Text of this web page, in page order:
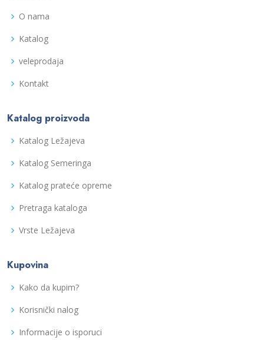
O nama
Katalog
veleprodaja
Kontakt
Katalog proizvoda
Katalog Ležajeva
Katalog Semeringa
Katalog prateće opreme
Pretraga kataloga
Vrste Ležajeva
Kupovina
Kako da kupim?
Korisnički nalog
Informacije o isporuci